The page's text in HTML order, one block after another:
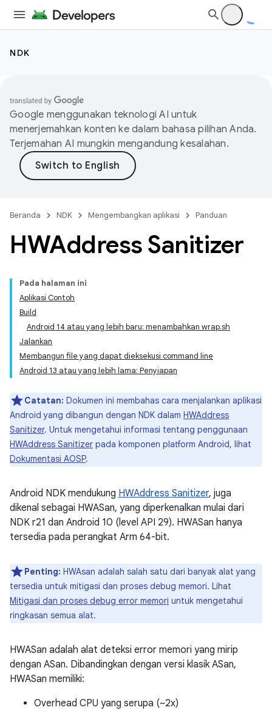
NDK
Google menggunakan teknologi AI untuk
menerjemahkan konten ke dalam bahasa pilihan Anda.
Terjemahan AI mungkin mengandung kesalahan.
Beranda NDK Mengembangkan aplikasi Panduan
HWAddress Sanitizer
Pada halaman ini
Aplikasi Contoh
Build
Android 14 atau yang lebih baru: menambahkan wrap.sh
Jalankan
Membangun file yang dapat dieksekusi command line
Android 13 atau yang lebih lama: Penyiapan
Catatan: Dokumen ini membahas cara menjalankan aplikasi
Android yang dibangun dengan NDK dalam HWAddress
Sanitizer. Untuk mengetahui informasi tentang penggunaan
HWAddress Sanitizer pada komponen platform Android, lihat
Dokumentasi AOSP.
Android NDK mendukung HWAddress Sanitizer, juga
dikenal sebagai HWASan, yang diperkenalkan mulai dari
NDK r21 dan Android 10 (level API 29). HWASan hanya
tersedia pada perangkat Arm 64-bit.
Penting: HWAsan adalah salah satu dari banyak alat yang
tersedia untuk mitigasi dan proses debug memori. Lihat
Mitigasi dan proses debug error memori untuk mengetahui
ringkasan semua alat.
HWASan adalah alat deteksi error memori yang mirip
dengan ASan. Dibandingkan dengan versi klasik ASan,
HWASan memiliki:
Overhead CPU yang serupa (~2x)